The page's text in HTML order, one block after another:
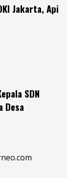
Jakarta, Api
SDN
Desa